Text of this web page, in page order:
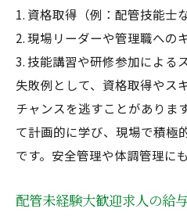
1. 資格取得（例：配管技能士
2. 現場リーダーや管理職への
3. 技能講習や研修参加による
失敗例として、資格取得やス
チャンスを逃すことがありま
て計画的に学び、現場で積極
です。安全管理や体調管理に
配管未経験大歓迎求人の給